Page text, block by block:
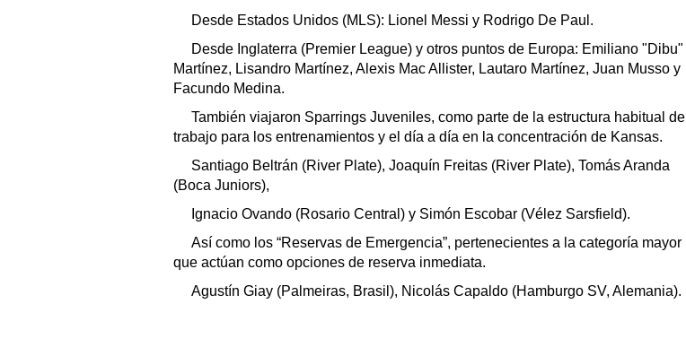
Desde Estados Unidos (MLS): Lionel Messi y Rodrigo De Paul.
Desde Inglaterra (Premier League) y otros puntos de Europa: Emiliano "Dibu"
Martínez, Lisandro Martínez, Alexis Mac Allister, Lautaro Martínez, Juan Musso y
Facundo Medina.
También viajaron Sparrings Juveniles, como parte de la estructura habitual de
trabajo para los entrenamientos y el día a día en la concentración de Kansas.
Santiago Beltrán (River Plate), Joaquín Freitas (River Plate), Tomás Aranda
(Boca Juniors),
Ignacio Ovando (Rosario Central) y Simón Escobar (Vélez Sarsfield).
Así como los “Reservas de Emergencia”, pertenecientes a la categoría mayor
que actúan como opciones de reserva inmediata.
Agustín Giay (Palmeiras, Brasil), Nicolás Capaldo (Hamburgo SV, Alemania).